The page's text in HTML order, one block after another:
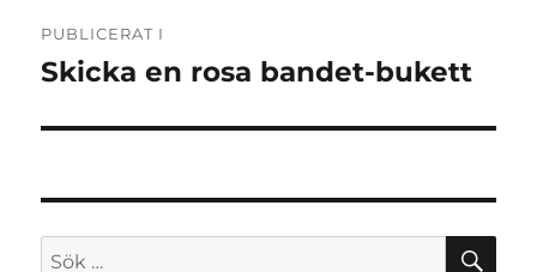
PUBLICERAT I
Skicka en rosa bandet-bukett
Sök